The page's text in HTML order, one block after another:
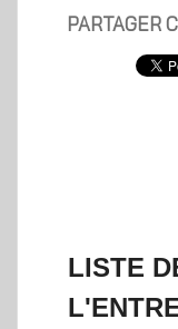
PARTAGER
LISTE